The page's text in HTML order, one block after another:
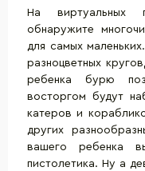
На виртуальных
обнаружите
для самых маленьких
разноцветных
ребенка бурю
восторгом будут
катеров и
других
вашего ребенка
пистолетика. Ну а